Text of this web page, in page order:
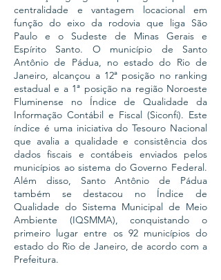
centralidade e vantagem locacional em
função do eixo da rodovia que liga São
Paulo e o Sudeste de Minas Gerais e
Espírito Santo. O município de Santo
Antônio de Pádua, no estado do Rio de
Janeiro, alcançou a 12ª posição no ranking
estadual e a 1ª posição na região Noroeste
Fluminense no Índice de Qualidade da
Informação Contábil e Fiscal (Siconfi). Este
índice é uma iniciativa do Tesouro Nacional
que avalia a qualidade e consistência dos
dados fiscais e contábeis enviados pelos
municípios ao sistema do Governo Federal.
Além disso, Santo Antônio de Pádua
também se destacou no Índice de
Qualidade do Sistema Municipal de Meio
Ambiente (IQSMMA), conquistando o
primeiro lugar entre os 92 municípios do
estado do Rio de Janeiro, de acordo com a
Prefeitura.